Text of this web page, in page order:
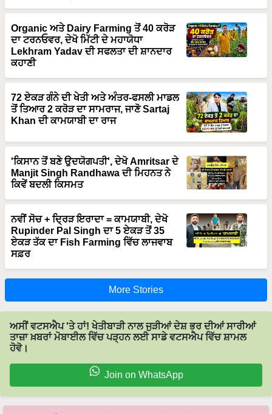
Organic ਅਤੇ Dairy Farming ਤੋਂ 40 ਕਰੋੜ
ਦਾ ਟਰਨਓਵਰ, ਦੇਖੋ ਮਿੱਟੀ ਦੇ ਮਹਾਯੋਧਾ
Lekhram Yadav ਦੀ ਸਫਲਤਾ ਦੀ ਸ਼ਾਨਦਾਰ
ਕਹਾਣੀ
72 ਏਕੜ ਗੰਨੇ ਦੀ ਖੇਤੀ ਅਤੇ ਅੰਤਰ-ਫਸਲੀ ਮਾਡਲ
ਤੋਂ ਤਿਆਰ 2 ਕਰੋੜ ਦਾ ਸਾਮਰਾਜ, ਜਾਣੋ Sartaj
Khan ਦੀ ਕਾਮਯਾਬੀ ਦਾ ਰਾਜ
'ਕਿਸਾਨ ਤੋਂ ਬਣੇ ਉਦਯੋਗਪਤੀ', ਦੇਖੋ Amritsar ਦੇ
Manjit Singh Randhawa ਦੀ ਮਿਹਨਤ ਨੇ
ਕਿਵੇਂ ਬਦਲੀ ਕਿਸਮਤ
ਨਵੀਂ ਸੋਚ + ਦ੍ਰਿੜ ਇਰਾਦਾ = ਕਾਮਯਾਬੀ, ਦੇਖੋ
Rupinder Pal Singh ਦਾ 5 ਏਕੜ ਤੋਂ 35
ਏਕੜ ਤੱਕ ਦਾ Fish Farming ਵਿੱਚ ਲਾਜਵਾਬ
ਸਫ਼ਰ
More Stories
ਅਸੀਂ ਵਟਸਐਪ 'ਤੇ ਹਾਂ! ਖੇਤੀਬਾੜੀ ਨਾਲ ਜੁੜੀਆਂ ਦੇਸ਼ ਭਰ ਦੀਆਂ ਸਾਰੀਆਂ
ਤਾਜ਼ਾ ਖ਼ਬਰਾਂ ਮੋਬਾਈਲ ਵਿੱਚ ਪੜ੍ਹਨ ਲਈ ਸਾਡੇ ਵਟਸਐਪ ਵਿੱਚ ਸ਼ਾਮਲ
ਹੋਵੋ।
Join on WhatsApp